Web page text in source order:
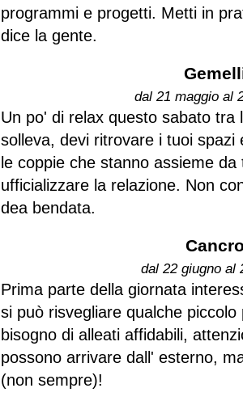
programmi e progetti. Metti in
dice la gente.
dal 21 maggio al
Un po' di relax questo sabato tra
solleva, devi ritrovare i tuoi
le coppie che stanno assieme
ufficializzare la relazione. Non
dea bendata.
Cancro
dal 22 giugno al
Prima parte della giornata
si può risvegliare qualche
bisogno di alleati affidabili,
possono arrivare dall' esterno,
(non sempre)!